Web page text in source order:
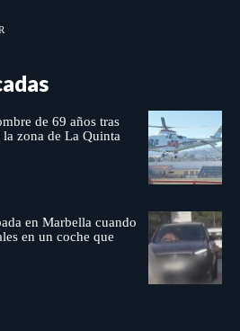
de 69 años tras
la zona de La Quinta
en Marbella cuando
en un coche que